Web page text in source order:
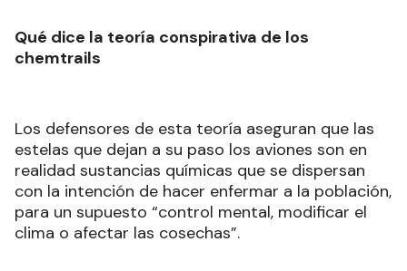
Qué dice la teoría conspirativa de los
chemtrails
Los defensores de esta teoría aseguran que las
estelas que dejan a su paso los aviones son en
realidad sustancias químicas que se dispersan
con la intención de hacer enfermar a la población,
para un supuesto “control mental, modificar el
clima o afectar las cosechas”.